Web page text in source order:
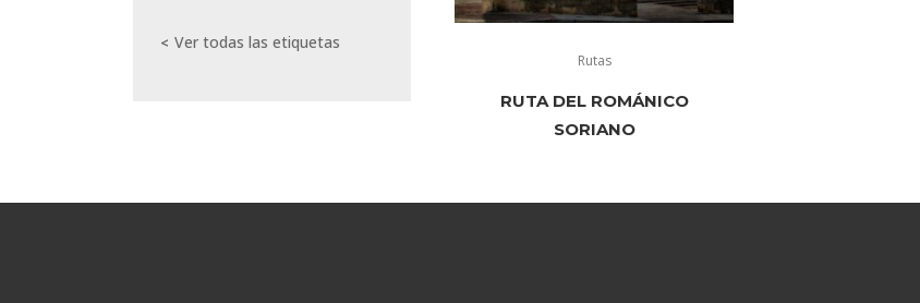
Ver todas las etiquetas
Rutas
RUTA DEL ROMÁNICO
SORIANO